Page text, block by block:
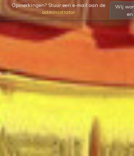
Opmerkingen? Stuur een e-mail aan de
administrator
Wij
en